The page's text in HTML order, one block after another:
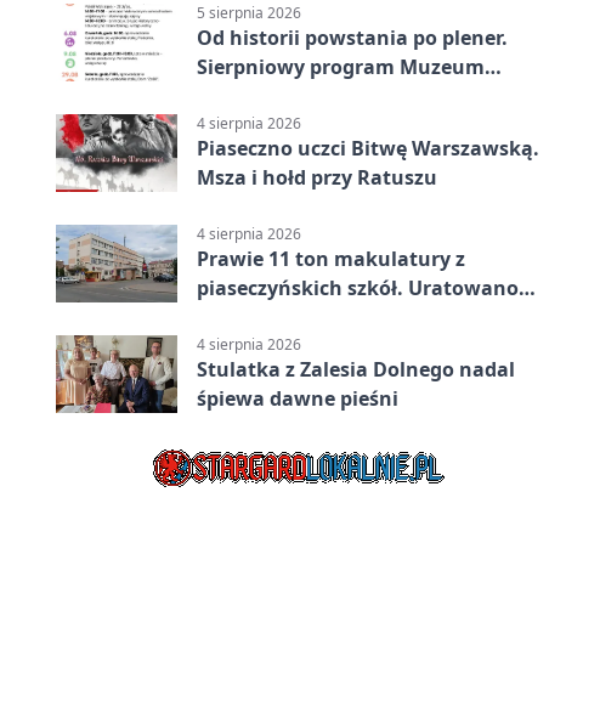
5 sierpnia 2026
Od historii powstania po plener.
Sierpniowy program Muzeum
4 sierpnia 2026
Piaseczno uczci Bitwę Warszawską.
Msza i hołd przy Ratuszu
4 sierpnia 2026
Prawie 11 ton makulatury z
piaseczyńskich szkół. Uratowano
4 sierpnia 2026
Stulatka z Zalesia Dolnego nadal
śpiewa dawne pieśni